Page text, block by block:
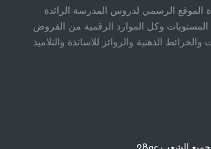
الموقع الرسمي لدروس المدرسة الرائدة
المستويات وكل الموارد الرقمية من الفروض
والخرائط الذهنية والروائز للاساتذة والتلاميذ